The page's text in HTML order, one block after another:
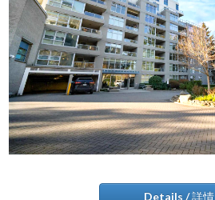
Details / 詳情